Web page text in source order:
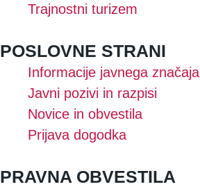
Trajnostni turizem
POSLOVNE STRANI
Informacije javnega značaja
Javni pozivi in razpisi
Novice in obvestila
Prijava dogodka
PRAVNA OBVESTILA